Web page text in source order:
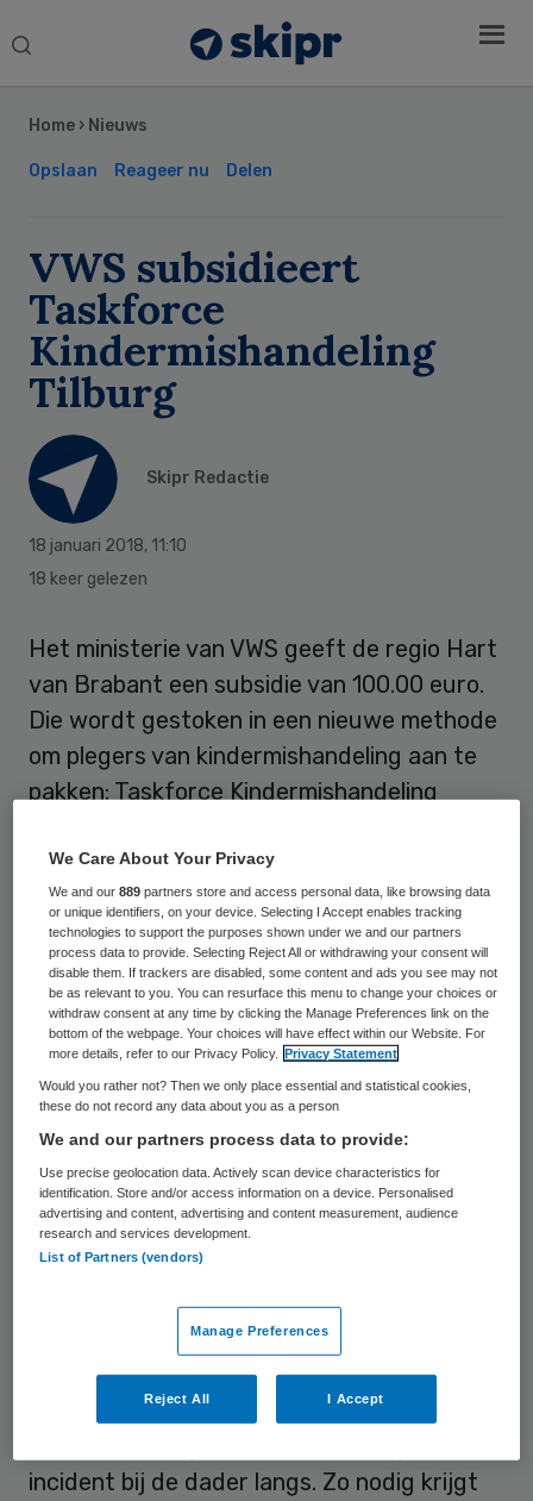
Search
Home › Nieuws
Opslaan Reageer nu Delen
VWS subsidieert
Taskforce
Kindermishandeling
Tilburg
Skipr Redactie
18 januari 2018, 11:10
18 keer gelezen
Het ministerie van VWS geeft de regio Hart
van Brabant een subsidie van 100.00 euro.
Die wordt gestoken in een nieuwe methode
om plegers van kindermishandeling aan te
pakken: Taskforce Kindermishandeling
hun hulpverlening afronden.
Dat laatste gebeurt niet vaak. In honderd
onderzochte zaken van huiselijk geweld in
de regio Hart van Brabant – door bureau
Regioplan vorig jaar – rondden slechts zes
plegers het hulpverleningstraject af. Bij de
helft van de zaken is sprake van
herhaaldelijk mishandelen.
Meestal richt de aanpak van instanties als
Veilig Thuis zich op het slachtoffer. In het
actieplan van de Taskforce
Kindermishandeling gaat de aandacht juist
uit naar de dader. Die wordt dicht op de
huid gezeten.Zes instellingen lenen hun
experts uit aan het Family Justice Center
incident bij de dader langs. Zo nodig krijgt
Sidebar
We Care About Your Privacy
We and our889 partners store and access personal data, like browsing data
or unique identifiers, on your device. Selecting I Accept enables tracking
technologies to support the purposes shown under we and our partners
process data to provide. Selecting Reject All or withdrawing your consent will
disable them. If trackers are disabled, some content and ads you see may not
be as relevant to you. You can resurface this menu to change your choices or
withdraw consent at any time by clicking the Manage Preferences link on the
bottom of the webpage. Your choices will have effect within our Website. For
more details, refer to our Privacy Policy.
Privacy Statement
Would you rather not? Then we only place essential and statistical cookies,
these do not record any data about you as a person
We and our partners process data to provide:
Use precise geolocation data. Actively scan device characteristics for
identification. Store and/or access information on a device. Personalised
advertising and content, advertising and content measurement, audience
research and services development.
List of Partners (vendors)
Manage Preferences
Reject All I Accept